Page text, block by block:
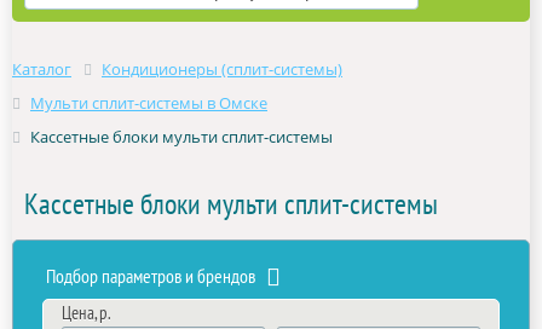
Каталог
Кондиционеры (сплит-системы)
Мульти сплит-системы в Омске
Кассетные блоки мульти сплит-системы
Кассетные блоки мульти сплит-системы
Подбор параметров и брендов
Цена, р.